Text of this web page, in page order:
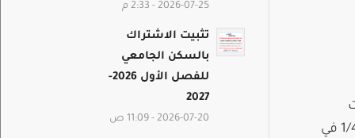
الحادي عشر يجرى اختبار المرحلة الثانية من أولمبياد الرياضيات الحادي عشر يوم الإثنين 1/4/2019 في
2026-07-25 - 2:33 م
تثبيت الاشتراك
بالسكن الجامعي
للفصل الأول 2026-
2027
2026-07-20 - 11:09 ص